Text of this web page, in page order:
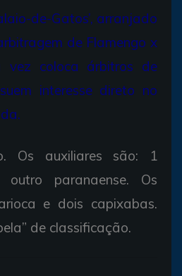
de-Gatos’, arranjado
de Flamengo x
vez coloca árbitros de
interesse direto no
Os auxiliares são: 1
paranaense. Os
e dois capixabas.
de classificação.